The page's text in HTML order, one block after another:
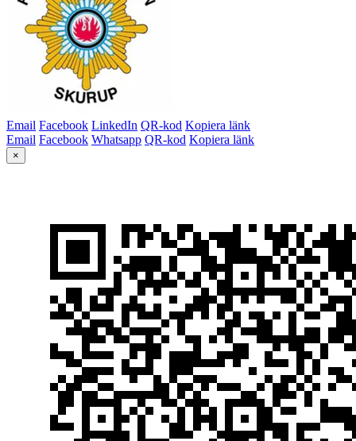
Email Facebook LinkedIn QR-kod Kopiera länk
Email Facebook Whatsapp QR-kod Kopiera länk
×